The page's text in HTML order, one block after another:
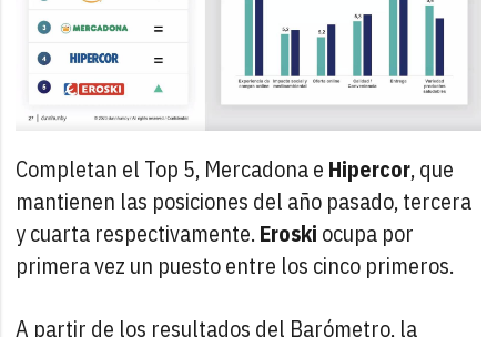
Completan el Top 5, Mercadona e Hipercor, que
mantienen las posiciones del año pasado, tercera
y cuarta respectivamente. Eroski ocupa por
primera vez un puesto entre los cinco primeros.
A partir de los resultados del Barómetro, la